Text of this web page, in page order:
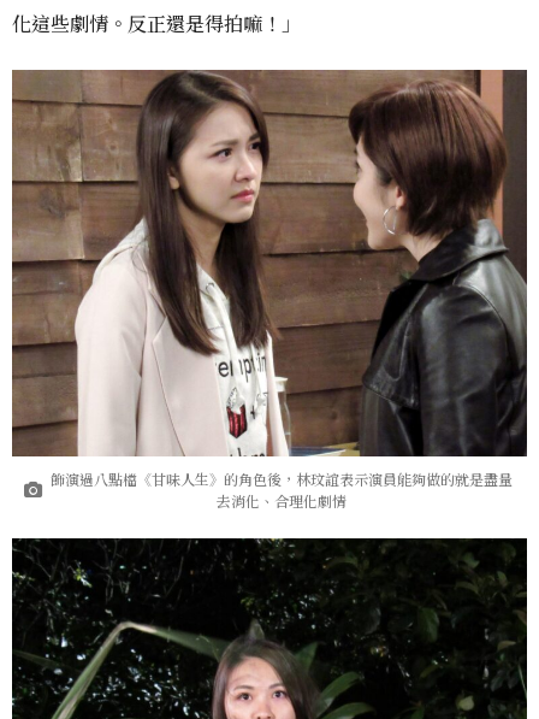
化這些劇情。反正還是得拍嘛！」
飾演過八點檔《甘味人生》的角色後，林玟誼表示演員能夠做的就是盡量
去消化、合理化劇情